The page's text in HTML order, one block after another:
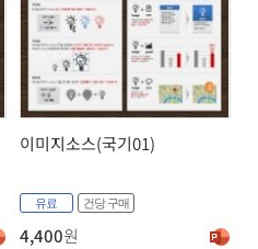
이미지소스(국기01)
유료 건당 구매
4,400원